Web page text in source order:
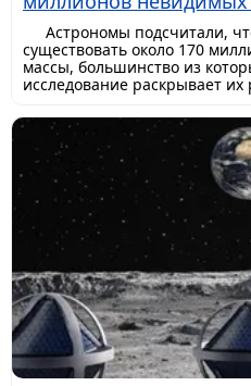
Астрономы подсчитали,
существовать около 170
массы, большинство из
исследование раскрывает